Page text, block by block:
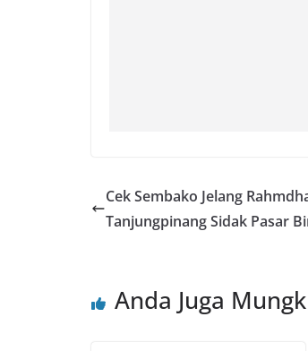
Cek Sembako Jelang
Tanjungpinang Sidak Pasar
Anda Juga